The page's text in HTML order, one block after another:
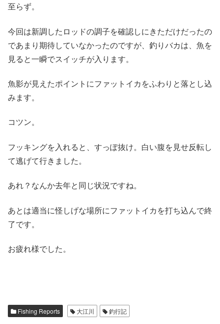
至らず。
今回は新調したロッドの調子を確認しにきただけだったの
であまり期待していなかったのですが、釣りバカは、魚を
見ると一瞬でスイッチが入ります。
魚影が見えたポイントにファットイカをふわりと落とし込
みます。
コツン。
フッキングを入れると、すっぽ抜け。白い腹を見せ反転し
て逃げて行きました。
あれ？なんか去年と同じ状況ですね。
あとは適当に怪しげな場所にファットイカを打ち込んで終
了です。
お疲れ様でした。
Fishing Reports 大江川 釣行記